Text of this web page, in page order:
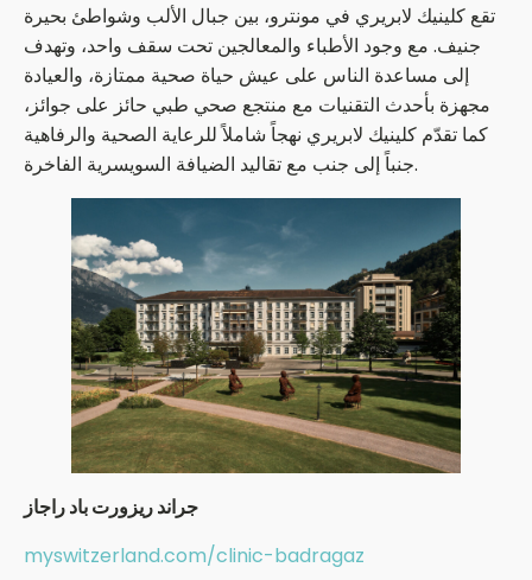
تقع كلينيك لابريري في مونترو، بين جبال الألب وشواطئ بحيرة
جنيف. مع وجود الأطباء والمعالجين تحت سقف واحد، وتهدف
إلى مساعدة الناس على عيش حياة صحية ممتازة، والعيادة
مجهزة بأحدث التقنيات مع منتجع صحي طبي حائز على جوائز،
كما تقدّم كلينيك لابريري نهجاً شاملاً للرعاية الصحية والرفاهية
جنباً إلى جنب مع تقاليد الضيافة السويسرية الفاخرة.
جراند ريزورت باد راجاز
myswitzerland.com/clinic-badragaz